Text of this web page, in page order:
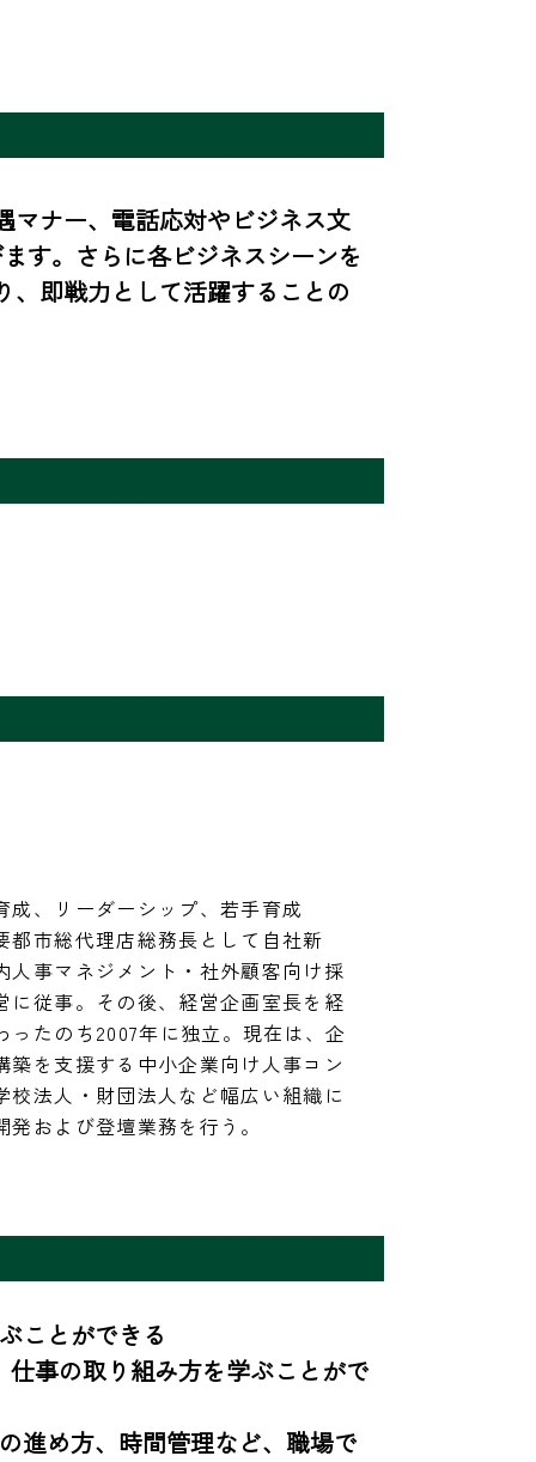
マナー、電話応対やビジネス文
す。さらに各ビジネスシーンを
即戦力として活躍することの
、リーダーシップ、若手育成
都市総代理店総務長として自社新
人事マネジメント・社外顧客向け採
に従事。その後、経営企画室長を経
たのち2007年に独立。現在は、企
を支援する中小企業向け人事コン
校法人・財団法人など幅広い組織に
および登壇業務を行う。
ことができる
事の取り組み方を学ぶことがで
進め方、時間管理など、職場で